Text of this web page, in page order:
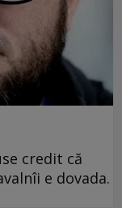
credit că
e dovada.